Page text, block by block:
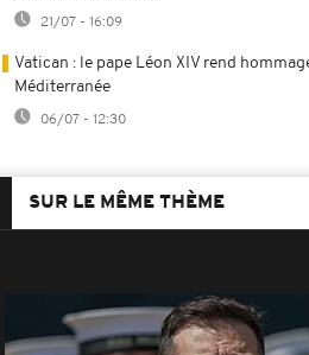
21/07 - 16:09
Vatican : le pape Léon XIV rend
Méditerranée
06/07 - 12:30
SUR LE MÊME THÈME